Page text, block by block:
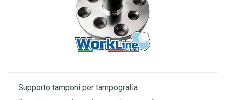
Supporto tamponi per tampografia